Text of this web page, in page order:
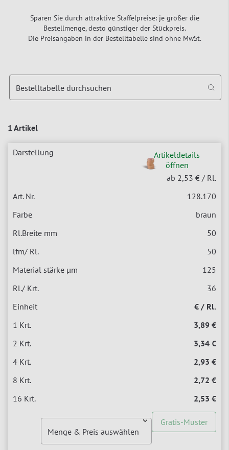
Sparen Sie durch attraktive Staffelpreise: je größer die
Bestellmenge, desto günstiger der Stückpreis.
Die Preisangaben in der Bestelltabelle sind ohne MwSt.
1 Artikel
Bestelltabelle durchsuchen
Artikeldetails
öffnen
ab 2,53 € / Rl.
128.170
braun
50
50
125
36
€ / Rl.
3,89 €
3,34 €
2,93 €
2,72 €
2,53 €
Gratis-Muster